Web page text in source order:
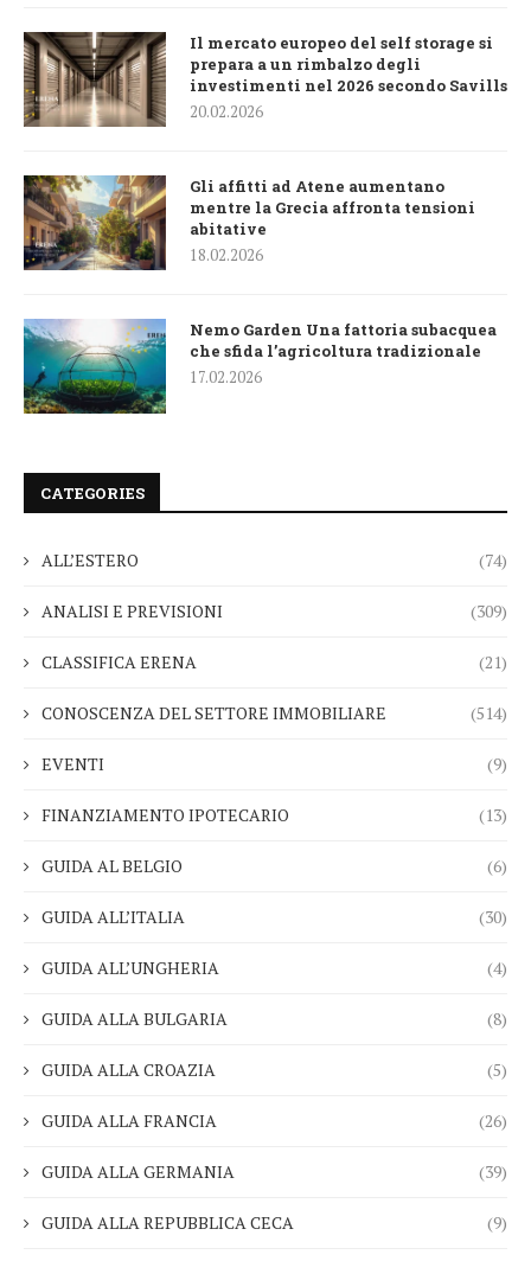
Il mercato europeo del self storage si
prepara a un rimbalzo degli
investimenti nel 2026 secondo Savills
20.02.2026
Gli affitti ad Atene aumentano
mentre la Grecia affronta tensioni
abitative
18.02.2026
Nemo Garden Una fattoria subacquea
che sfida l’agricoltura tradizionale
17.02.2026
CATEGORIES
ALL’ESTERO (74)
ANALISI E PREVISIONI (309)
CLASSIFICA ERENA (21)
CONOSCENZA DEL SETTORE IMMOBILIARE (514)
EVENTI (9)
FINANZIAMENTO IPOTECARIO (13)
GUIDA AL BELGIO (6)
GUIDA ALL’ITALIA (30)
GUIDA ALL’UNGHERIA (4)
GUIDA ALLA BULGARIA (8)
GUIDA ALLA CROAZIA (5)
GUIDA ALLA FRANCIA (26)
GUIDA ALLA GERMANIA (39)
GUIDA ALLA REPUBBLICA CECA (9)